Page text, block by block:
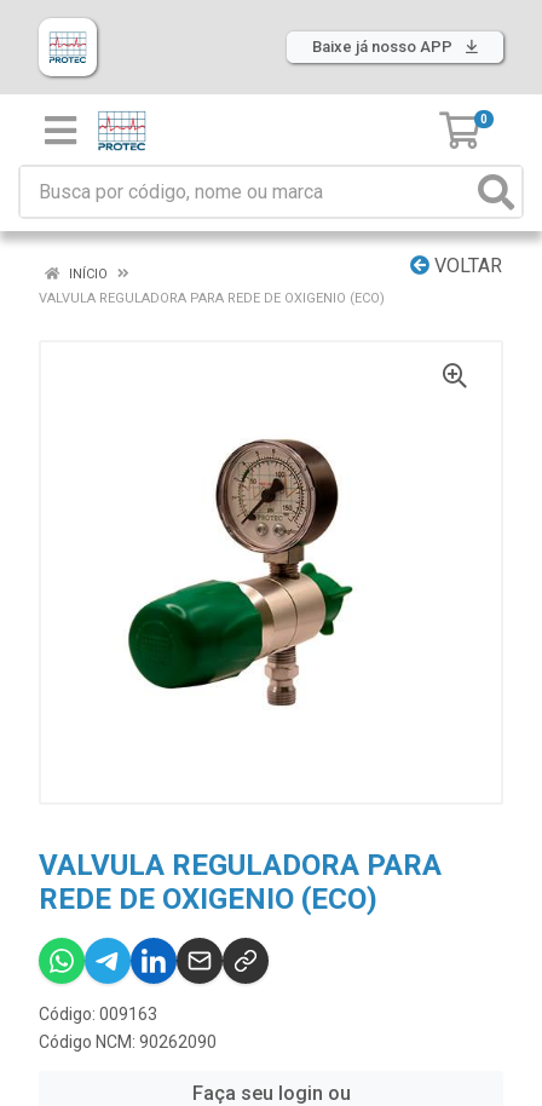
Baixe já nosso APP
0
VOLTAR
INÍCIO
VALVULA REGULADORA PARA REDE DE OXIGENIO (ECO)
VALVULA REGULADORA PARA
REDE DE OXIGENIO (ECO)
Código: 009163
Código NCM: 90262090
Faça seu login ou